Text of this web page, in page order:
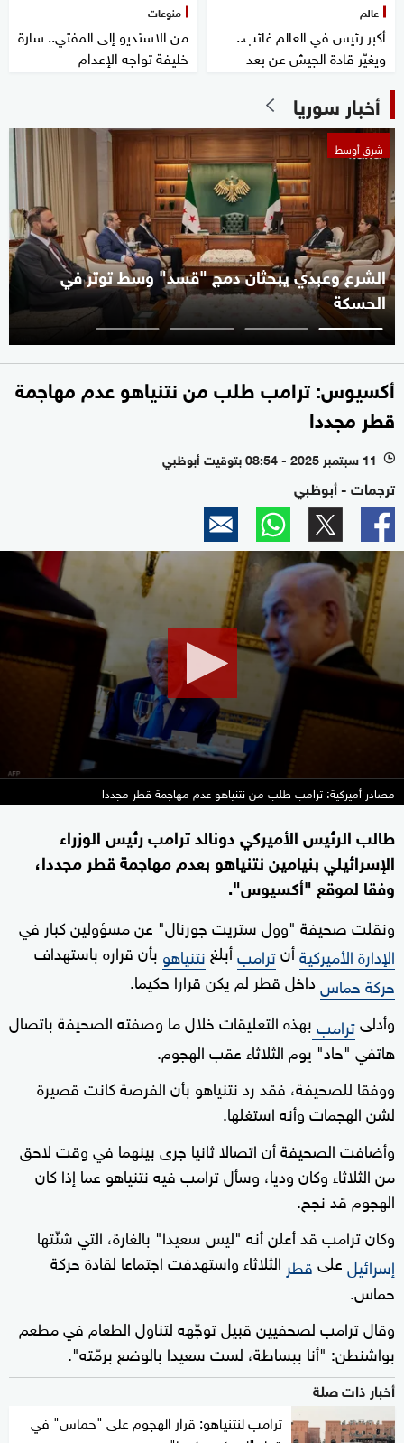
عالم
أكبر رئيس في العالم غائب..
ويغيّر قادة الجيش عن بعد
منوعات
من الاستديو إلى المفتي.. سارة
خليفة تواجه الإعدام
أخبار سوريا
شرق أوسط
الشرع وعبدي يبحثان دمج "قسد" وسط توتر في
الحسكة
أكسيوس: ترامب طلب من نتنياهو عدم مهاجمة
قطر مجددا
l 11 سبتمبر 2025 - 08:54 بتوقيت أبوظبي
ترجمات - أبوظبي
seconds
2
minutes,
مصادر أميركية: ترامب طلب من نتنياهو عدم مهاجمة قطر مجددا
طالب الرئيس الأميركي دونالد ترامب رئيس الوزراء
الإسرائيلي بنيامين نتنياهو بعدم مهاجمة قطر مجددا،
وفقا لموقع "أكسيوس".
ونقلت صحيفة "وول ستريت جورنال" عن مسؤولين كبار في
الإدارة الأميركيةأنترامبأبلغ نتنياهو بأن قراره باستهداف
حركة حماسداخل قطر لم يكن قرارا حكيما.
وأدلىترامببهذه التعليقات خلال ما وصفته الصحيفة باتصال
هاتفي "حاد" يوم الثلاثاء عقب الهجوم.
ووفقا للصحيفة، فقد رد نتنياهو بأن الفرصة كانت قصيرة
لشن الهجمات وأنه استغلها.
وأضافت الصحيفة أن اتصالا ثانيا جرى بينهما في وقت لاحق
من الثلاثاء وكان وديا، وسأل ترامب فيه نتنياهو عما إذا كان
الهجوم قد نجح.
وكان ترامب قد أعلن أنه "ليس سعيدا" بالغارة، التي شنّتها
إسرائيلعلىقطر الثلاثاء واستهدفت اجتماعا لقادة حركة
حماس.
وقال ترامب لصحفيين قبيل توجّهه لتناول الطعام في مطعم
بواشنطن: "أنا ببساطة، لست سعيدا بالوضع برمّته".
أخبار ذات صلة
ترامب لنتنياهو: قرار الهجوم على "حماس" في